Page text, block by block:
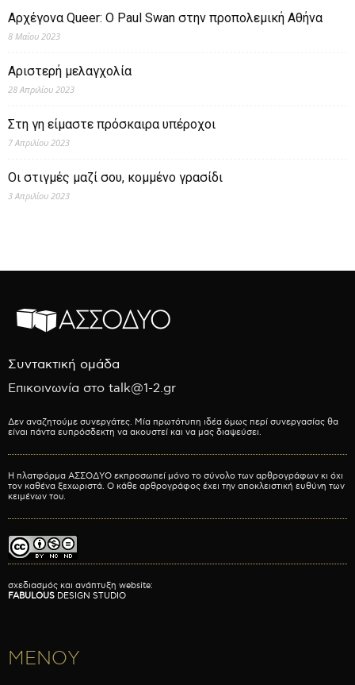
Αρχέγονα Queer: O Paul Swan στην προπολεμική Αθήνα
8 Μαΐου 2023
Αριστερή μελαγχολία
28 Απριλίου 2023
Στη γη είμαστε πρόσκαιρα υπέροχοι
7 Απριλίου 2023
Οι στιγμές μαζί σου, κομμένο γρασίδι
3 Απριλίου 2023
Συντακτική ομάδα
Επικοινωνία στο talk@1-2.gr
Δεν αναζητούμε συνεργάτες. Μία πρωτότυπη ιδέα όμως περί συνεργασίας θα
είναι πάντα ευπρόσδεκτη να ακουστεί και να μας διαψεύσει.
Η πλατφόρμα ΑΣΣΟΔΥΟ εκπροσωπεί μόνο το σύνολο των αρθρογράφων κι όχι
τον καθένα ξεχωριστά. Ο κάθε αρθρογράφος έχει την αποκλειστική ευθύνη των
κειμένων του.
σχεδιασμός και ανάπτυξη website:
FABULOUS DESIGN STUDIO
ΜΕΝΟΥ